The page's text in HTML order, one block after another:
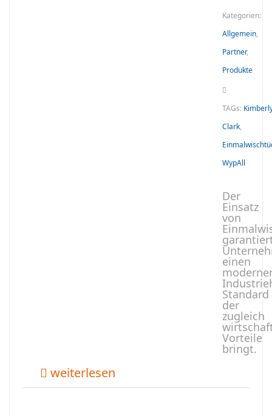
Kategorien:
Allgemein,
Partner,
Produkte
TAGs:
Clark,
WypAll
Der
Einsatz
von
einen
Standard
der
zugleich
Vorteile
bringt.
weiterlesen